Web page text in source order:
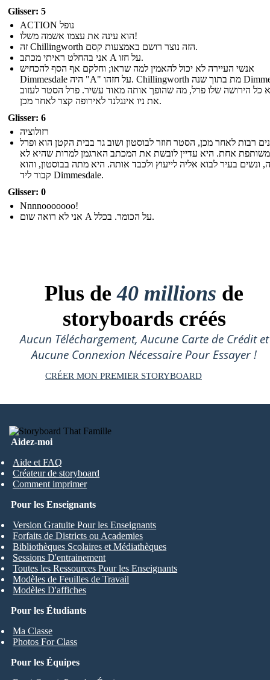
Glisser: 5
ACTION נופל
הוא עינה את עצמו אשמה משלו!
זה Chillingworth הזה נוצר רושם באמצעות קסם.
אני בהחלט ראיתי מכתב A על חזו.
אנשי העיירה לא יכול להאמין למה שראו; וחלקם אף הסף להכחיש
Dimmesdale היה "A" על חזהו. Chillingworth מת בתוך שנה Dimmesdale
כל הירושה שלו פרל, מה שהופך אותה מאוד עשיר. פרל הסטר לעזוב
את ניו אינגלנד לאירופה קצר לאחר מכן.
Glisser: 6
רזולוציה
רבות לאחר מכן, הסטר חוזר לבוסטון ושוב גר בבית הקטן הוא ופרל
משותפת אחת. היא עדיין לובשת את המכתב הארגמן למרות שהיא לא
ונשים בעיר לבוא אליה לייעוץ ולכבד אותה. היא מתה בבוסטון, והוא
קבור ליד Dimmesdale.
Glisser: 0
Nnnnooooooo!
אני לא רואה שום A על הכומר. בכלל.
Plus de40 millions de
storyboards créés
Aucun Téléchargement, Aucune Carte de Crédit et
Aucune Connexion Nécessaire Pour Essayer !
CRÉER MON PREMIER STORYBOARD
Aidez-moi
Aide et FAQ
Créateur de storyboard
Comment imprimer
Pour les Étudiants
Ma Classe
Photos For Class
Pour les Enseignants
Version Gratuite Pour les Enseignants
Forfaits de Districts ou Academies
Bibliothèques Scolaires et Médiathèques
Sessions D'entrainement
Toutes les Ressources Pour les Enseignants
Modèles de Feuilles de Travail
Modèles D'affiches
Pour les Équipes